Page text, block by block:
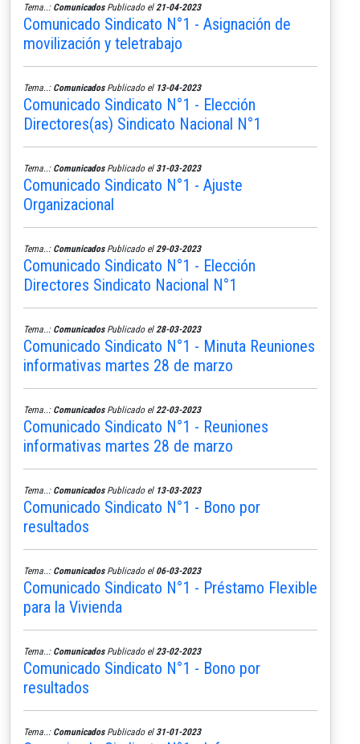
Tema..: ComunicadosPublicado el 21-04-2023
Comunicado Sindicato N°1 - Asignación de
movilización y teletrabajo
Tema..: ComunicadosPublicado el 13-04-2023
Comunicado Sindicato N°1 - Elección
Directores(as) Sindicato Nacional N°1
Tema..: ComunicadosPublicado el 31-03-2023
Comunicado Sindicato N°1 - Ajuste
Organizacional
Tema..: ComunicadosPublicado el 29-03-2023
Comunicado Sindicato N°1 - Elección
Directores Sindicato Nacional N°1
Tema..: ComunicadosPublicado el 28-03-2023
Comunicado Sindicato N°1 - Minuta Reuniones
informativas martes 28 de marzo
Tema..: ComunicadosPublicado el 22-03-2023
Comunicado Sindicato N°1 - Reuniones
informativas martes 28 de marzo
Tema..: ComunicadosPublicado el 13-03-2023
Comunicado Sindicato N°1 - Bono por
resultados
Tema..: ComunicadosPublicado el 06-03-2023
Comunicado Sindicato N°1 - Préstamo Flexible
para la Vivienda
Tema..: ComunicadosPublicado el 23-02-2023
Comunicado Sindicato N°1 - Bono por
resultados
Tema..: ComunicadosPublicado el 31-01-2023